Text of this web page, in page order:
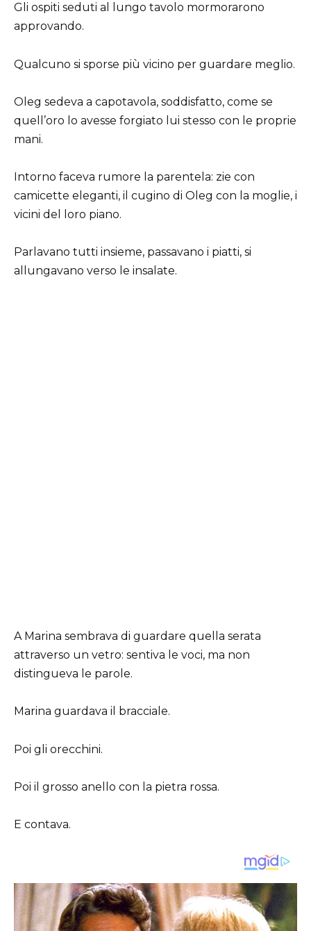
Gli ospiti seduti al lungo tavolo mormorarono
approvando.
Qualcuno si sporse più vicino per guardare meglio.
Oleg sedeva a capotavola, soddisfatto, come se
quell’oro lo avesse forgiato lui stesso con le proprie
mani.
Intorno faceva rumore la parentela: zie con
camicette eleganti, il cugino di Oleg con la moglie, i
vicini del loro piano.
Parlavano tutti insieme, passavano i piatti, si
allungavano verso le insalate.
A Marina sembrava di guardare quella serata
attraverso un vetro: sentiva le voci, ma non
distingueva le parole.
Marina guardava il bracciale.
Poi gli orecchini.
Poi il grosso anello con la pietra rossa.
E contava.